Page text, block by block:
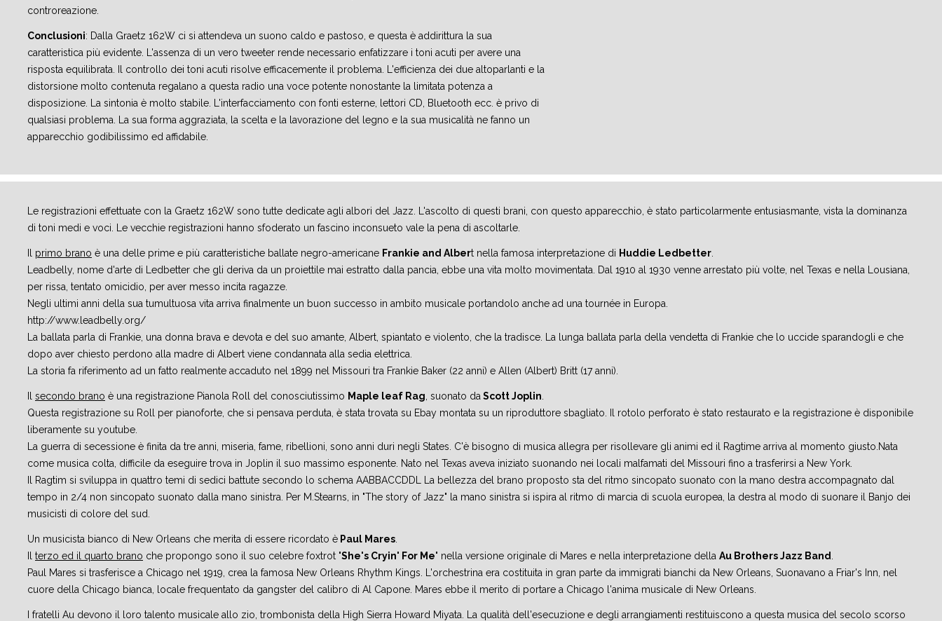
controreazione.
Conclusioni: Dalla Graetz 162W ci si attendeva un suono caldo e pastoso, e questa è addirittura la sua
caratteristica più evidente. L'assenza di un vero tweeter rende necessario enfatizzare i toni acuti per avere una
risposta equilibrata. Il controllo dei toni acuti risolve efficacemente il problema. L'efficienza dei due altoparlanti e la
distorsione molto contenuta regalano a questa radio una voce potente nonostante la limitata potenza a
disposizione. La sintonia è molto stabile. L'interfacciamento con fonti esterne, lettori CD, Bluetooth ecc. è privo di
qualsiasi problema. La sua forma aggraziata, la scelta e la lavorazione del legno e la sua musicalità ne fanno un
apparecchio godibilissimo ed affidabile.
Le registrazioni effettuate con la Graetz 162W sono tutte dedicate agli albori del Jazz. L'ascolto di questi brani, con questo apparecchio, è stato particolarmente entusiasmante, vista la dominanza
di toni medi e voci. Le vecchie registrazioni hanno sfoderato un fascino inconsueto vale la pena di ascoltarle.
primo brano è una delle prime e più caratteristiche ballate negro-americane Frankie and Albert nella famosa interpretazione di Huddie Ledbetter
Leadbelly, nome d'arte di Ledbetter che gli deriva da un proiettile mai estratto dalla pancia, ebbe una vita molto movimentata. Dal 1910 al 1930 venne arrestato più volte, nel Texas e nella Lousiana,
per rissa, tentato omicidio, per aver messo incita ragazze.
Negli ultimi anni della sua tumultuosa vita arriva finalmente un buon successo in ambito musicale portandolo anche ad una tournée in Europa.
http://www.leadbelly.org/
La ballata parla di Frankie, una donna brava e devota e del suo amante, Albert, spiantato e violento, che la tradisce. La lunga ballata parla della vendetta di Frankie che lo uccide sparandogli e che
dopo aver chiesto perdono alla madre di Albert viene condannata alla sedia elettrica.
La storia fa riferimento ad un fatto realmente accaduto nel 1899 nel Missouri tra Frankie Baker (22 anni) e Allen (Albert) Britt (17 anni).
secondo brano è una registrazione Pianola Roll del conosciutissimo Maple leaf Rag , suonato da Scott Joplin
Questa registrazione su Roll per pianoforte, che si pensava perduta, è stata trovata su Ebay montata su un riproduttore sbagliato. Il rotolo perforato è stato restaurato e la registrazione è disponibile
liberamente su youtube.
La guerra di secessione è finita da tre anni, miseria, fame, ribellioni, sono anni duri negli States. C'è bisogno di musica allegra per risollevare gli animi ed il Ragtime arriva al momento giusto.Nata
come musica colta, difficile da eseguire trova in Joplin il suo massimo esponente. Nato nel Texas aveva iniziato suonando nei locali malfamati del Missouri fino a trasferirsi a New York.
Il Ragtim si sviluppa in quattro temi di sedici battute secondo lo schema AABBACCDDL La bellezza del brano proposto sta del ritmo sincopato suonato con la mano destra accompagnato dal
tempo in 2/4 non sincopato suonato dalla mano sinistra. Per M.Stearns, in "The story of Jazz" la mano sinistra si ispira al ritmo di marcia di scuola europea, la destra al modo di suonare il Banjo dei
musicisti di colore del sud.
Un musicista bianco di New Orleans che merita di essere ricordato è Paul Mares
terzo ed il quarto brano che propongo sono il suo celebre foxtrot "She's Cryin' For Me" nella versione originale di Mares e nella interpretazione della Au Brothers Jazz Band
Paul Mares si trasferisce a Chicago nel 1919, crea la famosa New Orleans Rhythm Kings. L'orchestrina era costituita in gran parte da immigrati bianchi da New Orleans, Suonavano a Friar's Inn, nel
cuore della Chicago bianca, locale frequentato da gangster del calibro di Al Capone. Mares ebbe il merito di portare a Chicago l'anima musicale di New Orleans.
I fratelli Au devono il loro talento musicale allo zio, trombonista della High Sierra Howard Miyata. La qualità dell'esecuzione e degli arrangiamenti restituiscono a questa musica del secolo scorso